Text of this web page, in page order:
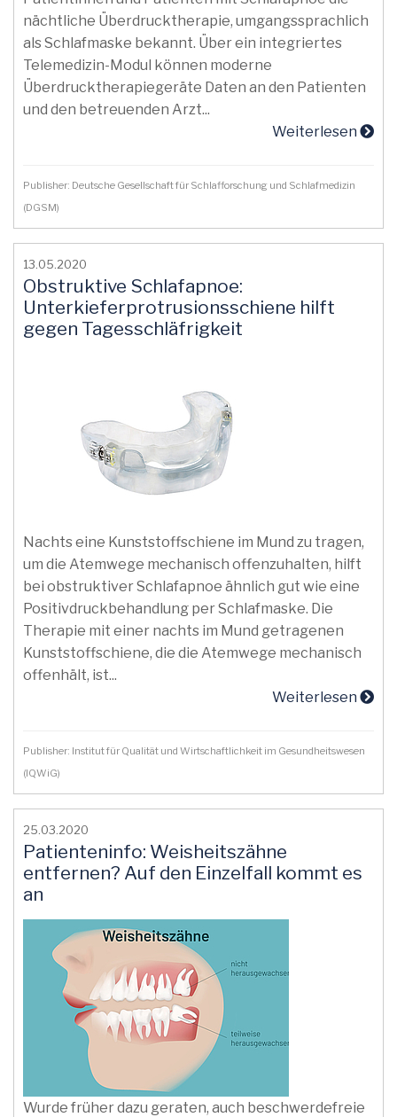
nächtliche Überdrucktherapie, umgangssprachlich
als Schlafmaske bekannt. Über ein integriertes
Telemedizin-Modul können moderne
Überdrucktherapiegeräte Daten an den Patienten
und den betreuenden Arzt...
Weiterlesen
Publisher: Deutsche Gesellschaft für Schlafforschung und Schlafmedizin
(DGSM)
13.05.2020
Obstruktive Schlafapnoe:
Unterkieferprotrusionsschiene hilft
gegen Tagesschläfrigkeit
Nachts eine Kunststoffschiene im Mund zu tragen,
um die Atemwege mechanisch offenzuhalten, hilft
bei obstruktiver Schlafapnoe ähnlich gut wie eine
Positivdruckbehandlung per Schlafmaske. Die
Therapie mit einer nachts im Mund getragenen
Kunststoffschiene, die die Atemwege mechanisch
offenhält, ist...
Weiterlesen
Publisher: Institut für Qualität und Wirtschaftlichkeit im Gesundheitswesen
(IQWiG)
25.03.2020
Patienteninfo: Weisheitszähne
entfernen? Auf den Einzelfall kommt es
an
Wurde früher dazu geraten, auch beschwerdefreie